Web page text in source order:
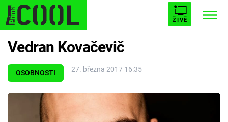
ŽIVĚ
Trendy: STARHOUSE BUFFY, PŘEMOŽITELKA UPÍRŮ
ESCAPE PLNEJ KOTEL AVENGERS 5
OSOBNOSTI 27. března 2017 16:35
Vedran Kovačevič